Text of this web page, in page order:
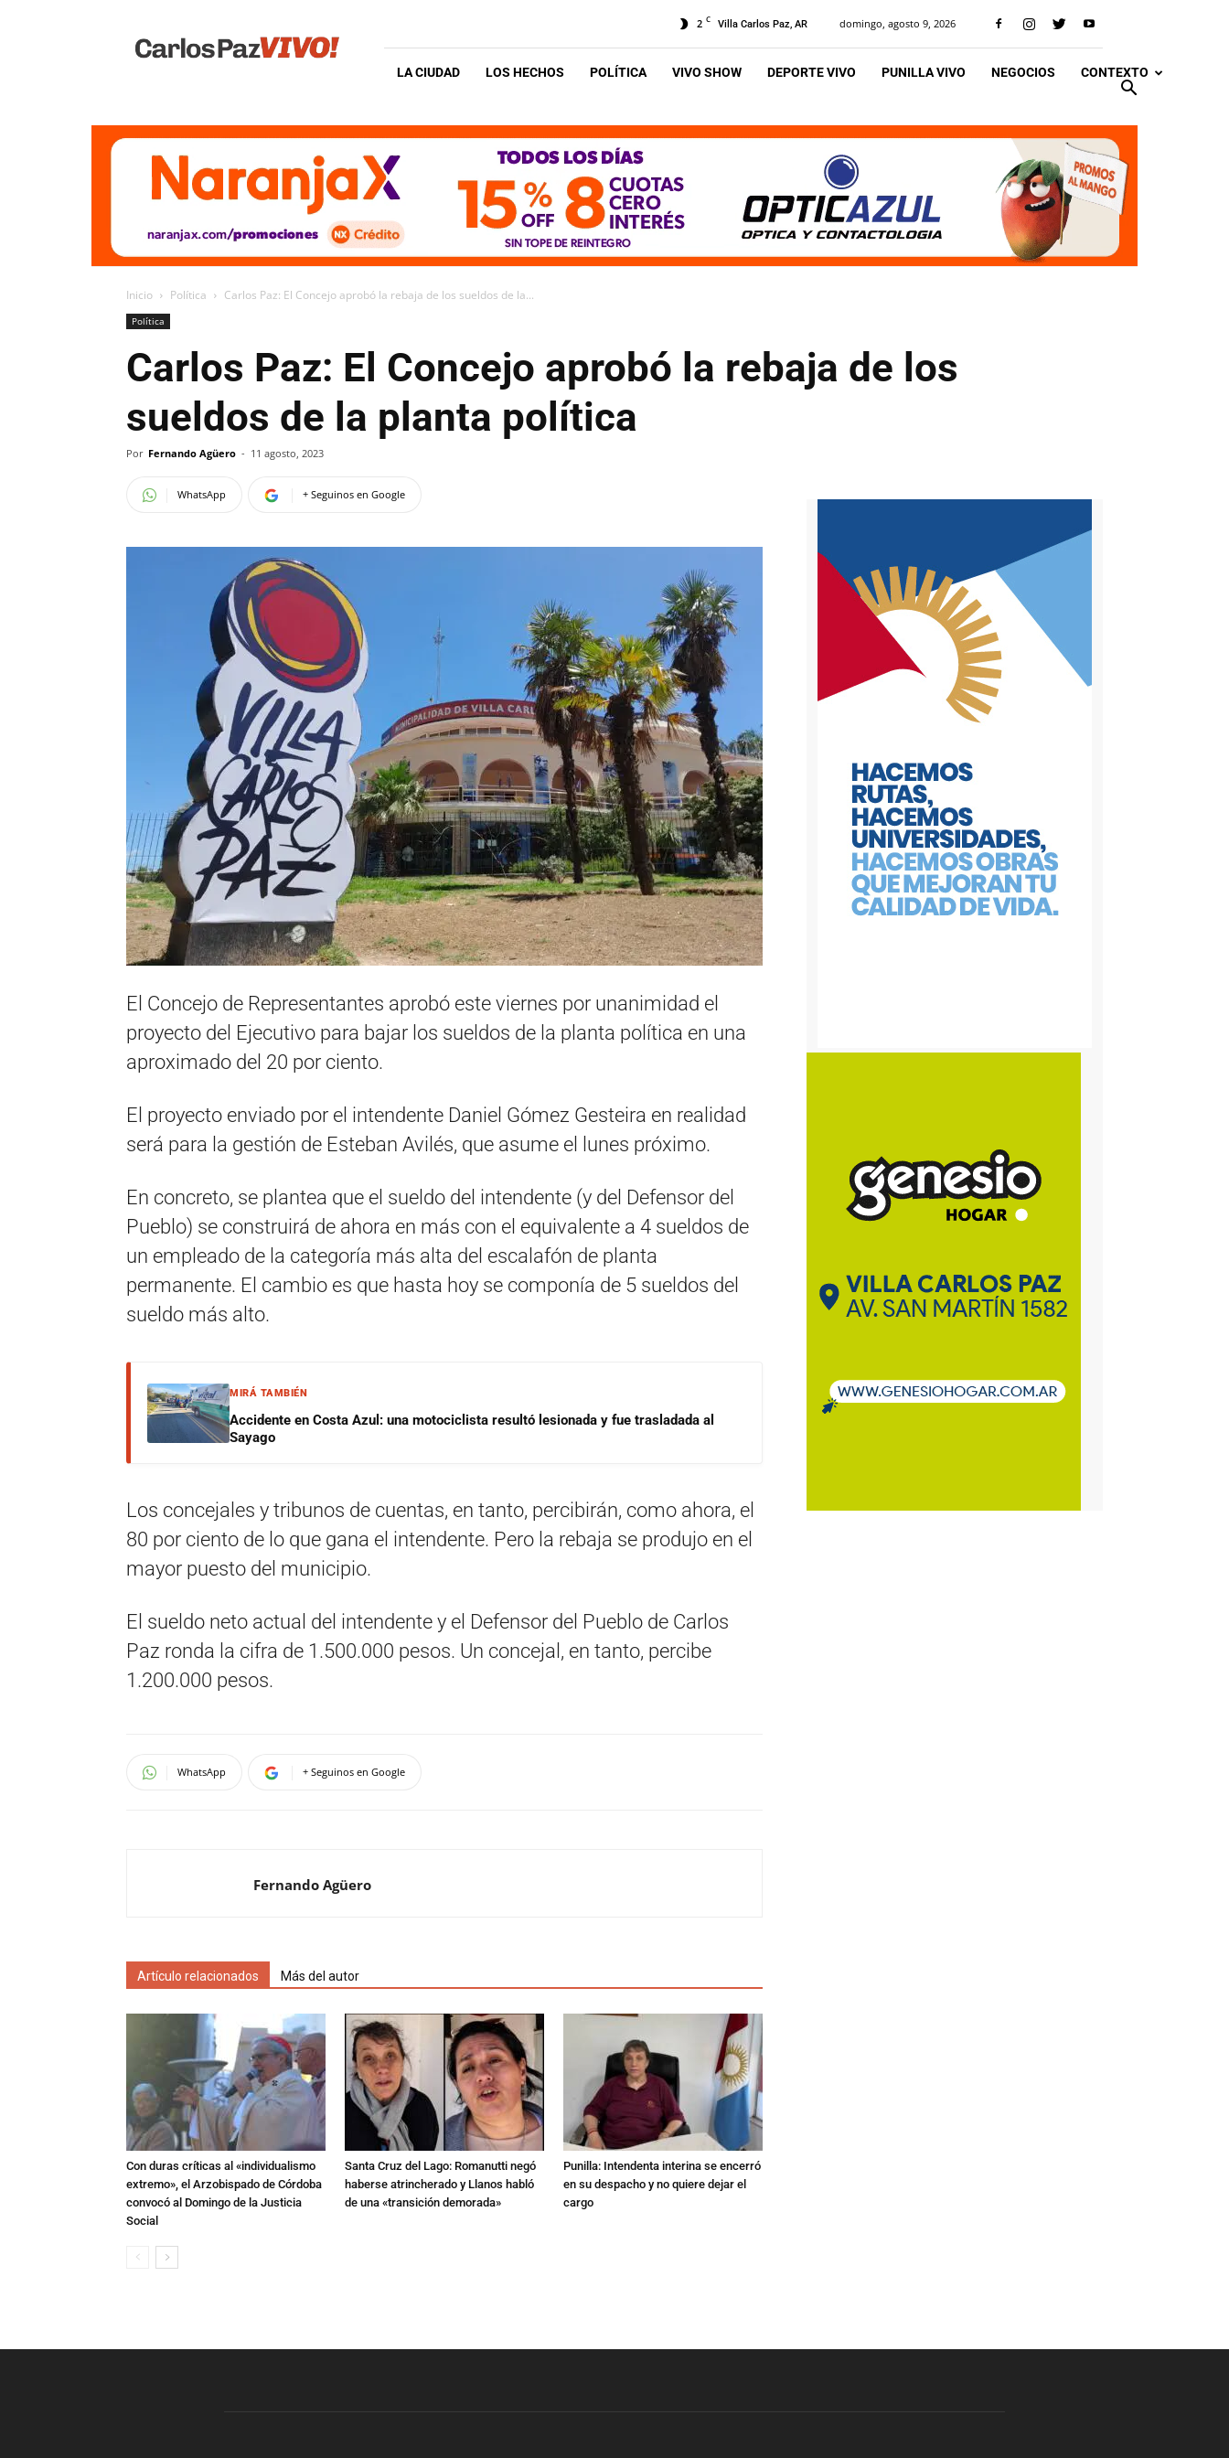
Vivo
2 C Villa Carlos Paz, AR domingo, agosto 9, 2026
LA CIUDAD LOS HECHOS POLÍTICA VIVO SHOW DEPORTE VIVO PUNILLA VIVO NEGOCIOS CONTEXTO
Inicio Política Carlos Paz: El Concejo aprobó la rebaja de los sueldos de la...
Política
Carlos Paz: El Concejo aprobó la rebaja de los
sueldos de la planta política
Por Fernando Agüero - 11 agosto, 2023
WhatsApp + Seguinos en Google
El Concejo de Representantes aprobó este viernes por unanimidad el
proyecto del Ejecutivo para bajar los sueldos de la planta política en una
aproximado del 20 por ciento.
El proyecto enviado por el intendente Daniel Gómez Gesteira en realidad
será para la gestión de Esteban Avilés, que asume el lunes próximo.
En concreto, se plantea que el sueldo del intendente (y del Defensor del
Pueblo) se construirá de ahora en más con el equivalente a 4 sueldos de
un empleado de la categoría más alta del escalafón de planta
permanente. El cambio es que hasta hoy se componía de 5 sueldos del
sueldo más alto.
MIRÁ TAMBIÉN
Accidente en Costa Azul: una motociclista resultó lesionada y fue trasladada al
Sayago
Los concejales y tribunos de cuentas, en tanto, percibirán, como ahora, el
80 por ciento de lo que gana el intendente. Pero la rebaja se produjo en el
mayor puesto del municipio.
El sueldo neto actual del intendente y el Defensor del Pueblo de Carlos
Paz ronda la cifra de 1.500.000 pesos. Un concejal, en tanto, percibe
1.200.000 pesos.
WhatsApp + Seguinos en Google
Fernando Agüero
Artículo relacionados Más del autor
Con duras críticas al «individualismo
extremo», el Arzobispado de Córdoba
convocó al Domingo de la Justicia
Social
Santa Cruz del Lago: Romanutti negó
haberse atrincherado y Llanos habló
de una «transición demorada»
Punilla: Intendenta interina se encerró
en su despacho y no quiere dejar el
cargo